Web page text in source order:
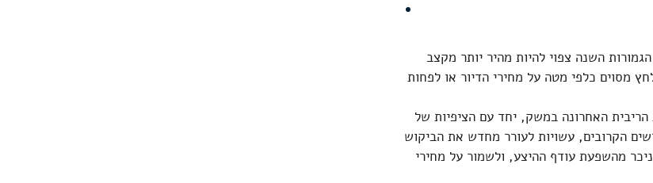
השנה צפוי להיות מהיר יותר מקצב
מסוים כלפי מטה על מחירי הדיור או לפחות
הריבית האחרונה במשק, יחד עם הציפיות של
הקרובים, עשויות לעורר מחדש את הביקוש
מהשפעת עודף ההיצע, ולשמור על מחירי